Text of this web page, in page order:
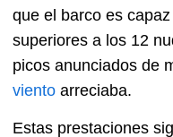
que el barco es
superiores a los 12
picos anunciados de
viento arreciaba.
Estas prestaciones